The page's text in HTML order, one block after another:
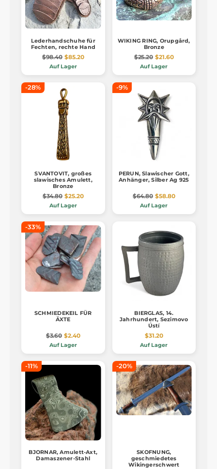
Lederhandschuhe für
Fechten, rechte Hand
$98.40 $85.20
Auf Lager
WIKING RING, Orupgård,
Bronze
$25.20 $21.60
Auf Lager
-28%
SVANTOVIT, großes
slawisches Amulett,
Bronze
$34.80 $25.20
Auf Lager
-9%
PERUN, Slawischer Gott,
Anhänger, Silber Ag 925
$64.80 $58.80
Auf Lager
-33%
SCHMIEDEKEIL FÜR
ÄXTE
$3.60 $2.40
Auf Lager
BIERGLAS, 14.
Jahrhundert, Sezimovo
Ústí
$31.20
Auf Lager
-11%
BJORNAR, Amulett-Axt,
Damaszener-Stahl
-20%
SKOFNUNG,
geschmiedetes
Wikingerschwert